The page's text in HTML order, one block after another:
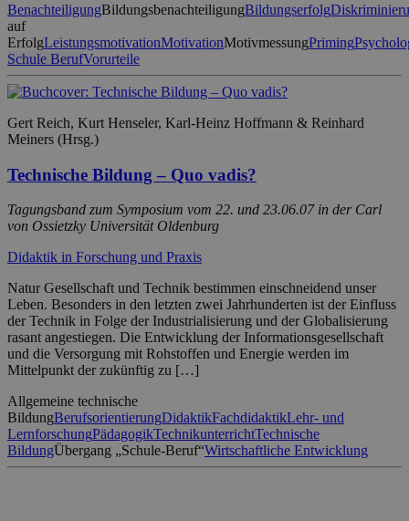
BenachteiligungBildungsbenachteiligungBildungserfolg
auf
ErfolgLeistungsmotivationMotivationMotivmessungPriming
Schule BerufVorurteile
Gert Reich, Kurt Henseler, Karl-Heinz Hoffmann & Reinhard
Meiners (Hrsg.)
Technische Bildung – Quo vadis?
Tagungsband zum Symposium vom 22. und 23.06.07 in der Carl
von Ossietzky Universität Oldenburg
Didaktik in Forschung und Praxis
Natur Gesellschaft und Technik bestimmen einschneidend unser
Leben. Besonders in den letzten zwei Jahrhunderten ist der Einfluss
der Technik in Folge der Industrialisierung und der Globalisierung
rasant angestiegen. Die Entwicklung der Informationsgesellschaft
und die Versorgung mit Rohstoffen und Energie werden im
Mittelpunkt der zukünftig zu […]
Allgemeine technische
BildungBerufsorientierungDidaktikFachdidaktikLehr- und
LernforschungPädagogikTechnikunterrichtTechnische
BildungÜbergang „Schule-Beruf“Wirtschaftliche Entwicklung